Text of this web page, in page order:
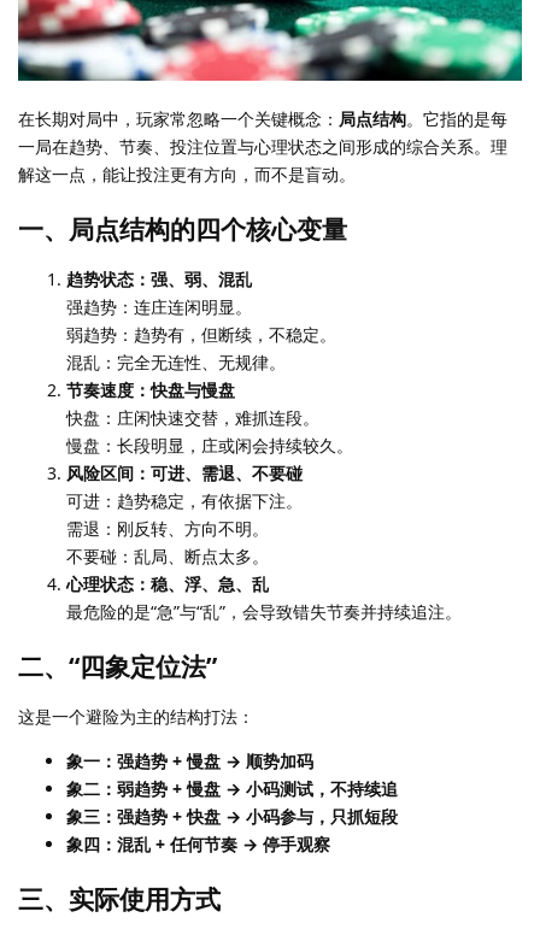
在长期对局中，玩家常忽略一个关键概念： 局点结构。它指的是每
一局在趋势、节奏、投注位置与心理状态之间形成的综合关系。理
解这一点，能让投注更有方向，而不是盲动。
一、局点结构的四个核心变量
趋势状态：强、弱、混乱
强趋势：连庄连闲明显。
弱趋势：趋势有，但断续，不稳定。
混乱：完全无连性、无规律。
节奏速度：快盘与慢盘
快盘：庄闲快速交替，难抓连段。
慢盘：长段明显，庄或闲会持续较久。
风险区间：可进、需退、不要碰
可进：趋势稳定，有依据下注。
需退：刚反转、方向不明。
不要碰：乱局、断点太多。
心理状态：稳、浮、急、乱
最危险的是“急”与“乱”，会导致错失节奏并持续追注。
二、“四象定位法”
这是一个避险为主的结构打法：
象一：强趋势 + 慢盘 → 顺势加码
象二：弱趋势 + 慢盘 → 小码测试，不持续追
象三：强趋势 + 快盘 → 小码参与，只抓短段
象四：混乱 + 任何节奏 → 停手观察
三、实际使用方式